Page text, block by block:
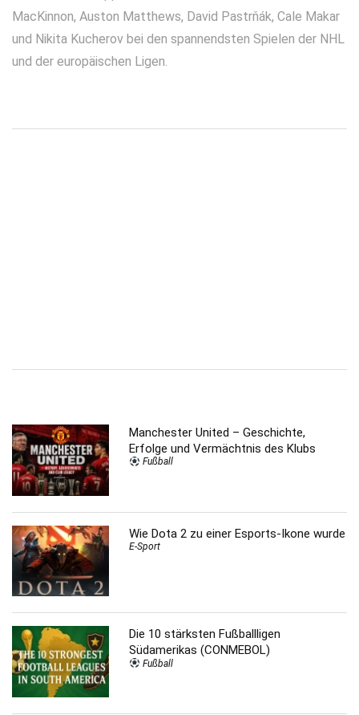
MacKinnon, Auston Matthews, David Pastrňák, Cale Makar
und Nikita Kucherov bei den spannendsten Spielen der NHL
und der europäischen Ligen.
Manchester United – Geschichte,
Erfolge und Vermächtnis des Klubs
Fußball
Wie Dota 2 zu einer Esports-Ikone wurde
E-Sport
Die 10 stärksten Fußballligen
Südamerikas (CONMEBOL)
Fußball